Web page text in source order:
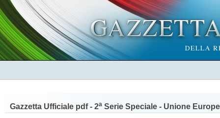
Gazzetta Ufficiale pdf - 2a Serie Speciale - Unione